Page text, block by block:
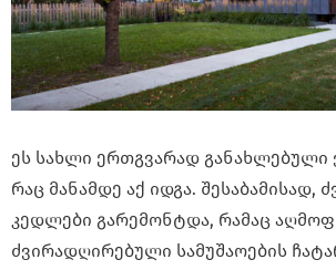
ეს სახლი ერთგვარად განახლებული
რაც მანამდე აქ იდგა. შესაბამისად,
კედლები გარემონტდა, რამაც
ძვირადღირებული სამუშაოების